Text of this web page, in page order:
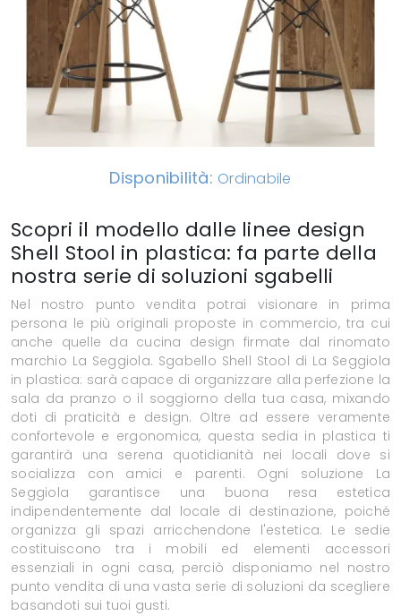
Disponibilità: Ordinabile
Scopri il modello dalle linee design
Shell Stool in plastica: fa parte della
nostra serie di soluzioni sgabelli
Nel nostro punto vendita potrai visionare in prima
persona le più originali proposte in commercio, tra cui
anche quelle da cucina design firmate dal rinomato
marchio La Seggiola. Sgabello Shell Stool di La Seggiola
in plastica: sarà capace di organizzare alla perfezione la
sala da pranzo o il soggiorno della tua casa, mixando
doti di praticità e design. Oltre ad essere veramente
confortevole e ergonomica, questa sedia in plastica ti
garantirà una serena quotidianità nei locali dove si
socializza con amici e parenti. Ogni soluzione La
Seggiola garantisce una buona resa estetica
indipendentemente dal locale di destinazione, poiché
organizza gli spazi arricchendone l'estetica. Le sedie
costituiscono tra i mobili ed elementi accessori
essenziali in ogni casa, perciò disponiamo nel nostro
punto vendita di una vasta serie di soluzioni da scegliere
basandoti sui tuoi gusti.